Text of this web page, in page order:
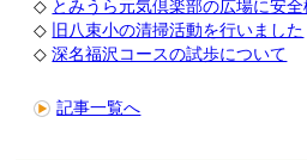
◇ とみうら元気倶楽部の広場に安
◇ 旧八束小の清掃活動を行いました
◇深名福沢コースの試歩について
記事一覧へ